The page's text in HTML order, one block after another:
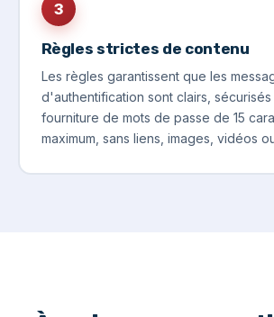
3
Règles strictes de contenu
Les règles garantissent que les
d'authentification sont clairs,
fourniture de mots de passe de 15
maximum, sans liens, images, vidéos